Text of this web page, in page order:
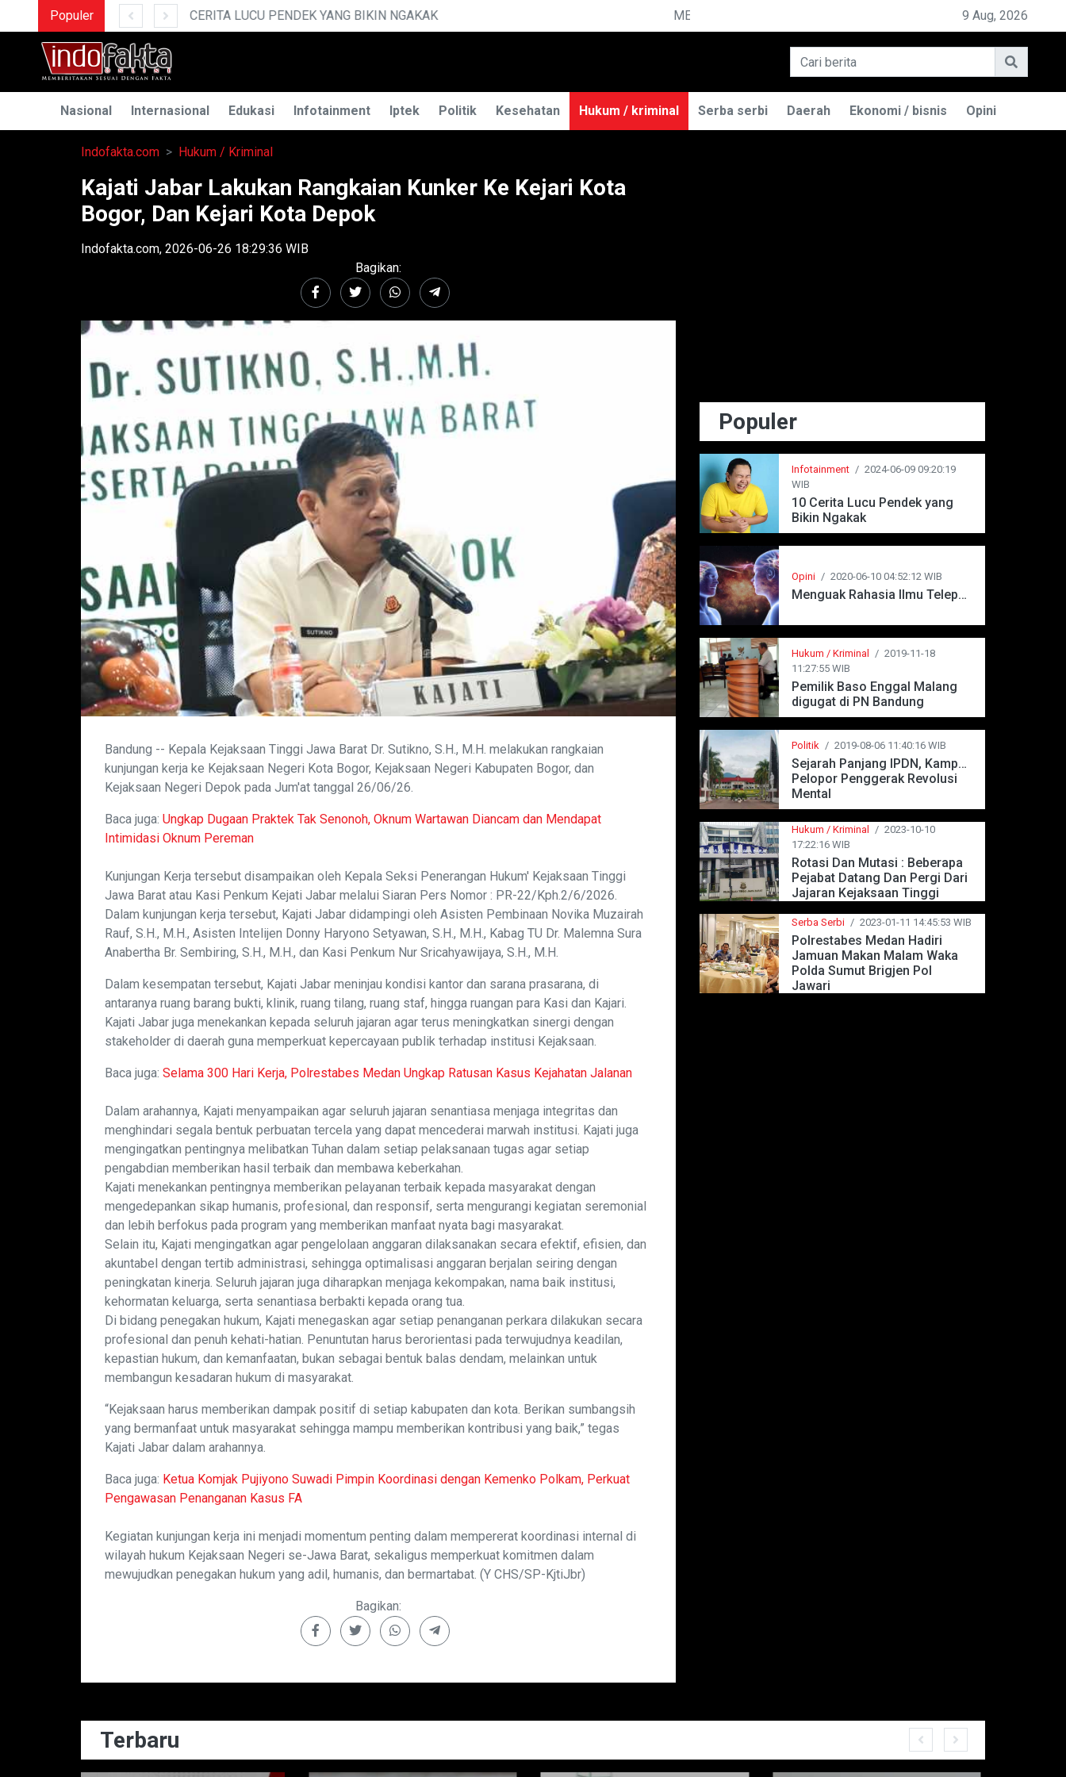
Populer
NGAKAK MENGUAK RAHASIA ILMU TELEPATI PEMILIK BASO ENGGAL MALANG DIGUGAT DI
9 Aug, 2026
Nasional Internasional Edukasi Infotainment Iptek Politik Kesehatan Hukum / kriminal Serba serbi Daerah Ekonomi / bisnis Opini
Indofakta.com Hukum / Kriminal
Kajati Jabar Lakukan Rangkaian Kunker Ke Kejari Kota
Bogor, Dan Kejari Kota Depok
Indofakta.com, 2026-06-26 18:29:36 WIB
Bagikan:
Bandung -- Kepala Kejaksaan Tinggi Jawa Barat Dr. Sutikno, S.H., M.H. melakukan rangkaian
kunjungan kerja ke Kejaksaan Negeri Kota Bogor, Kejaksaan Negeri Kabupaten Bogor, dan
Kejaksaan Negeri Depok pada Jum'at tanggal 26/06/26.
Baca juga: Ungkap Dugaan Praktek Tak Senonoh, Oknum Wartawan Diancam dan Mendapat
Intimidasi Oknum Pereman
Kunjungan Kerja tersebut disampaikan oleh Kepala Seksi Penerangan Hukum' Kejaksaan Tinggi
Jawa Barat atau Kasi Penkum Kejati Jabar melalui Siaran Pers Nomor : PR-22/Kph.2/6/2026.
Dalam kunjungan kerja tersebut, Kajati Jabar didampingi oleh Asisten Pembinaan Novika Muzairah
Rauf, S.H., M.H., Asisten Intelijen Donny Haryono Setyawan, S.H., M.H., Kabag TU Dr. Malemna Sura
Anabertha Br. Sembiring, S.H., M.H., dan Kasi Penkum Nur Sricahyawijaya, S.H., M.H.
Dalam kesempatan tersebut, Kajati Jabar meninjau kondisi kantor dan sarana prasarana, di
antaranya ruang barang bukti, klinik, ruang tilang, ruang staf, hingga ruangan para Kasi dan Kajari.
Kajati Jabar juga menekankan kepada seluruh jajaran agar terus meningkatkan sinergi dengan
stakeholder di daerah guna memperkuat kepercayaan publik terhadap institusi Kejaksaan.
Baca juga: Selama 300 Hari Kerja, Polrestabes Medan Ungkap Ratusan Kasus Kejahatan Jalanan
Dalam arahannya, Kajati menyampaikan agar seluruh jajaran senantiasa menjaga integritas dan
menghindari segala bentuk perbuatan tercela yang dapat mencederai marwah institusi. Kajati juga
mengingatkan pentingnya melibatkan Tuhan dalam setiap pelaksanaan tugas agar setiap
pengabdian memberikan hasil terbaik dan membawa keberkahan.
Kajati menekankan pentingnya memberikan pelayanan terbaik kepada masyarakat dengan
mengedepankan sikap humanis, profesional, dan responsif, serta mengurangi kegiatan seremonial
dan lebih berfokus pada program yang memberikan manfaat nyata bagi masyarakat.
Selain itu, Kajati mengingatkan agar pengelolaan anggaran dilaksanakan secara efektif, efisien, dan
akuntabel dengan tertib administrasi, sehingga optimalisasi anggaran berjalan seiring dengan
peningkatan kinerja. Seluruh jajaran juga diharapkan menjaga kekompakan, nama baik institusi,
kehormatan keluarga, serta senantiasa berbakti kepada orang tua.
Di bidang penegakan hukum, Kajati menegaskan agar setiap penanganan perkara dilakukan secara
profesional dan penuh kehati-hatian. Penuntutan harus berorientasi pada terwujudnya keadilan,
kepastian hukum, dan kemanfaatan, bukan sebagai bentuk balas dendam, melainkan untuk
membangun kesadaran hukum di masyarakat.
“Kejaksaan harus memberikan dampak positif di setiap kabupaten dan kota. Berikan sumbangsih
yang bermanfaat untuk masyarakat sehingga mampu memberikan kontribusi yang baik,” tegas
Kajati Jabar dalam arahannya.
Baca juga: Ketua Komjak Pujiyono Suwadi Pimpin Koordinasi dengan Kemenko Polkam, Perkuat
Pengawasan Penanganan Kasus FA
Kegiatan kunjungan kerja ini menjadi momentum penting dalam mempererat koordinasi internal di
wilayah hukum Kejaksaan Negeri se-Jawa Barat, sekaligus memperkuat komitmen dalam
mewujudkan penegakan hukum yang adil, humanis, dan bermartabat. (Y CHS/SP-KjtiJbr)
Bagikan:
Populer
Infotainment / 2024-06-09 09:20:19
WIB
10 Cerita Lucu Pendek yang
Bikin Ngakak
Opini / 2020-06-10 04:52:12 WIB
Menguak Rahasia Ilmu Telepati
Hukum / Kriminal / 2019-11-18
11:27:55 WIB
Pemilik Baso Enggal Malang
digugat di PN Bandung
Politik / 2019-08-06 11:40:16 WIB
Sejarah Panjang IPDN, Kampus
Pelopor Penggerak Revolusi
Mental
Hukum / Kriminal / 2023-10-10
17:22:16 WIB
Rotasi Dan Mutasi : Beberapa
Pejabat Datang Dan Pergi Dari
Jajaran Kejaksaan Tinggi
Serba Serbi / 2023-01-11 14:45:53 WIB
Polrestabes Medan Hadiri
Jamuan Makan Malam Waka
Polda Sumut Brigjen Pol
Jawari
Terbaru